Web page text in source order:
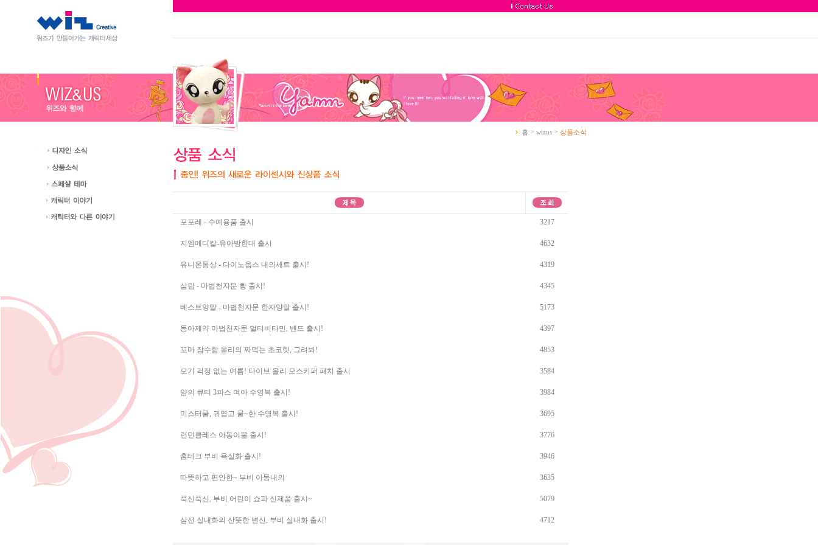
홈 > wizus > 상품소식
포포레 - 수예용품 출시 3217
지엠메디칼-유아방한대 출시 4632
유니온통상 - 다이노웁스 내의세트 출시! 4319
삼립 - 마법천자문 빵 출시! 4345
베스트양말 - 마법천자문 한자양말 출시! 5173
동아제약 마법천자문 멀티비타민, 밴드 출시! 4397
꼬마 잠수함 올리의 짜먹는 초코렛, 그려봐! 4853
모기 걱정 없는 여름! 다이브 올리 모스키퍼 패치 출시 3584
얌의 큐티 3피스 여아 수영복 출시! 3984
미스터쿨, 귀엽고 쿨~한 수영복 출시! 3695
런던클레스 아동이불 출시! 3776
홈테크 부비 욕실화 출시! 3946
따뜻하고 편안한~ 부비 아동내의 3635
푹신푹신, 부비 어린이 쇼파 신제품 출시~ 5079
삼선 실내화의 산뜻한 변신, 부비 실내화 출시! 4712